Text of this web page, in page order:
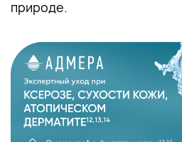
природе.